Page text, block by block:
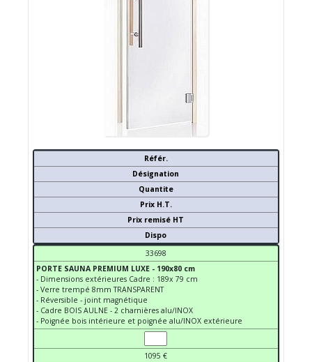
Référ.
Désignation
Quantite
Prix H.T.
Prix remisé HT
Dispo
33698
PORTE SAUNA PREMIUM LUXE - 190x80 cm
- Dimensions extérieures Cadre : 189x 79 cm
- Verre trempé 8mm TRANSPARENT
- Réversible - joint magnétique
- Cadre BOIS AULNE - 2 charnières alu/INOX
- Poignée bois intérieure et poignée alu/INOX extérieure
1095 €